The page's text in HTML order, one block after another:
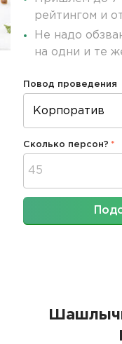
рейтингом и
Не надо
на одни и те
Повод проведения
Сколько персон?